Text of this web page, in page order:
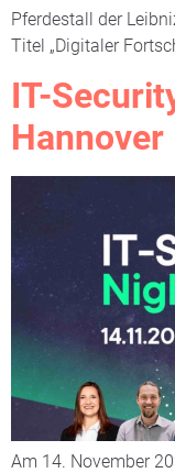
Pferdestall der
Titel „Digitaler
IT-
Hannover
Am 14. November